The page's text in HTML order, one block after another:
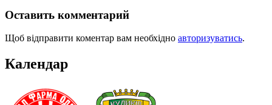
Оставить комментарий
Щоб відправити коментар вам необхідно авторизуватись.
Календар